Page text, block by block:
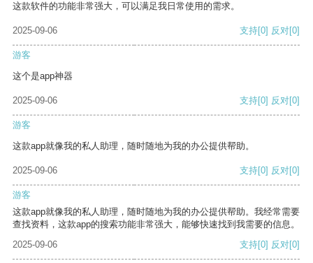
这款软件的功能非常强大，可以满足我日常使用的需求。
2025-09-06 支持[0] 反对[0]
游客
这个是app神器
2025-09-06 支持[0] 反对[0]
游客
这款app就像我的私人助理，随时随地为我的办公提供帮助。
2025-09-06 支持[0] 反对[0]
游客
这款app就像我的私人助理，随时随地为我的办公提供帮助。我经常需要
查找资料，这款app的搜索功能非常强大，能够快速找到我需要的信息。
2025-09-06
支持[0] 反对[0]